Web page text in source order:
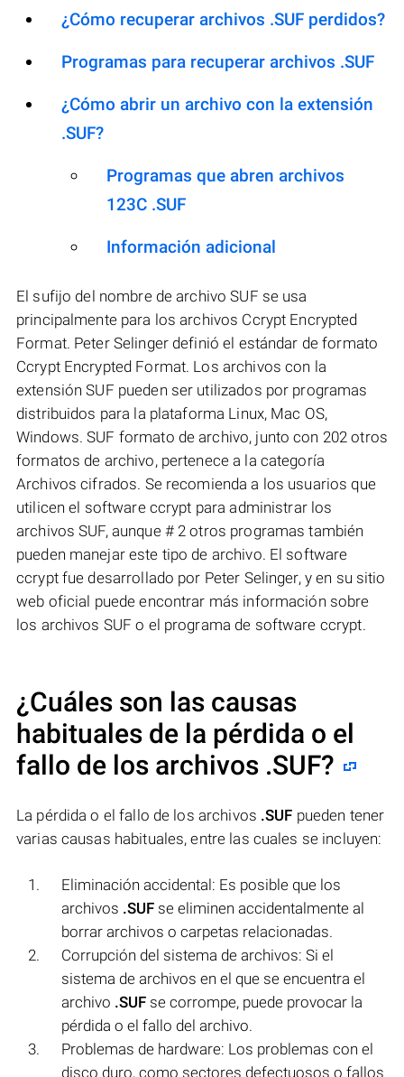
¿Cómo recuperar archivos .SUF perdidos?
Programas para recuperar archivos .SUF
¿Cómo abrir un archivo con la extensión
.SUF?
Programas que abren archivos
123C .SUF
Información adicional
El sufijo del nombre de archivo SUF se usa
principalmente para los archivos Ccrypt Encrypted
Format. Peter Selinger definió el estándar de formato
Ccrypt Encrypted Format. Los archivos con la
extensión SUF pueden ser utilizados por programas
distribuidos para la plataforma Linux, Mac OS,
Windows. SUF formato de archivo, junto con 202 otros
formatos de archivo, pertenece a la categoría
Archivos cifrados. Se recomienda a los usuarios que
utilicen el software ccrypt para administrar los
archivos SUF, aunque # 2 otros programas también
pueden manejar este tipo de archivo. El software
ccrypt fue desarrollado por Peter Selinger, y en su sitio
web oficial puede encontrar más información sobre
los archivos SUF o el programa de software ccrypt.
¿Cuáles son las causas
habituales de la pérdida o el
fallo de los archivos .SUF?
La pérdida o el fallo de los archivos .SUF pueden tener
varias causas habituales, entre las cuales se incluyen:
Eliminación accidental: Es posible que los
archivos .SUF se eliminen accidentalmente al
borrar archivos o carpetas relacionadas.
Corrupción del sistema de archivos: Si el
sistema de archivos en el que se encuentra el
archivo .SUF se corrompe, puede provocar la
pérdida o el fallo del archivo.
Problemas de hardware: Los problemas con el
disco duro, como sectores defectuosos o fallos